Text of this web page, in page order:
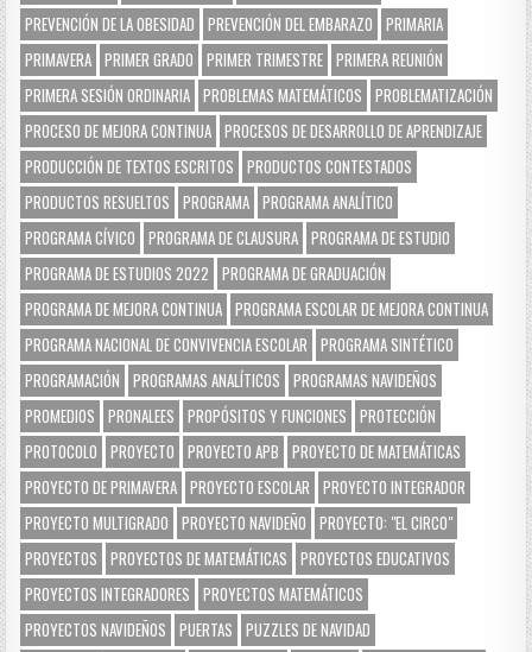
PREVENCIÓN DE LA OBESIDAD
PREVENCIÓN DEL EMBARAZO
PRIMARIA
PRIMAVERA PRIMER GRADO PRIMER TRIMESTRE PRIMERA REUNIÓN
PRIMERA SESIÓN ORDINARIA PROBLEMAS MATEMÁTICOS
PROBLEMATIZACIÓN
PROCESO DE MEJORA CONTINUA PROCESOS DE DESARROLLO DE APRENDIZAJE
PRODUCCIÓN DE TEXTOS ESCRITOS
PRODUCTOS CONTESTADOS
PRODUCTOS RESUELTOS
PROGRAMA PROGRAMA ANALÍTICO
PROGRAMA CÍVICO
PROGRAMA DE CLAUSURA PROGRAMA DE ESTUDIO
PROGRAMA DE ESTUDIOS 2022
PROGRAMA DE GRADUACIÓN
PROGRAMA DE MEJORA CONTINUA PROGRAMA ESCOLAR DE MEJORA CONTINUA
PROGRAMA NACIONAL DE CONVIVENCIA ESCOLAR
PROGRAMA SINTÉTICO
PROGRAMACIÓN
PROGRAMAS ANALÍTICOS
PROGRAMAS NAVIDEÑOS
PROMEDIOS
PRONALEES PROPÓSITOS Y FUNCIONES
PROTECCIÓN
PROTOCOLO
PROYECTO PROYECTO APB
PROYECTO DE MATEMÁTICAS
PROYECTO DE PRIMAVERA PROYECTO ESCOLAR
PROYECTO INTEGRADOR
PROYECTO MULTIGRADO
PROYECTO NAVIDEÑO
PROYECTO: "EL CIRCO"
PROYECTOS
PROYECTOS DE MATEMÁTICAS
PROYECTOS EDUCATIVOS
PROYECTOS INTEGRADORES
PROYECTOS MATEMÁTICOS
PROYECTOS NAVIDEÑOS
PUERTAS
PUZZLES DE NAVIDAD